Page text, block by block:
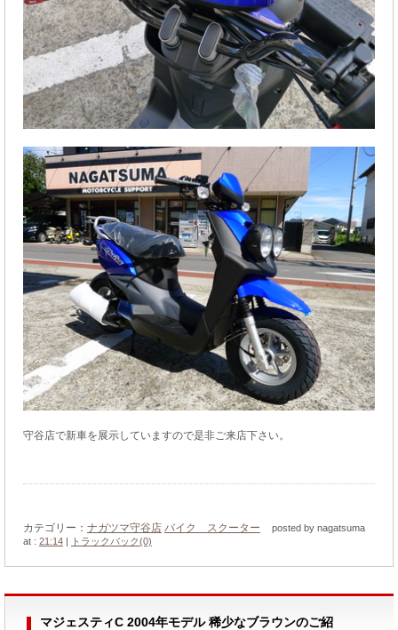
守谷店で新車を展示していますので是非ご来店下さい。
カテゴリー： ナガツマ守谷店 バイク スクーター
posted by nagatsuma
at : 21:14 | トラックバック(0)
マジェスティC 2004年モデル 稀少なブラウンのご紹